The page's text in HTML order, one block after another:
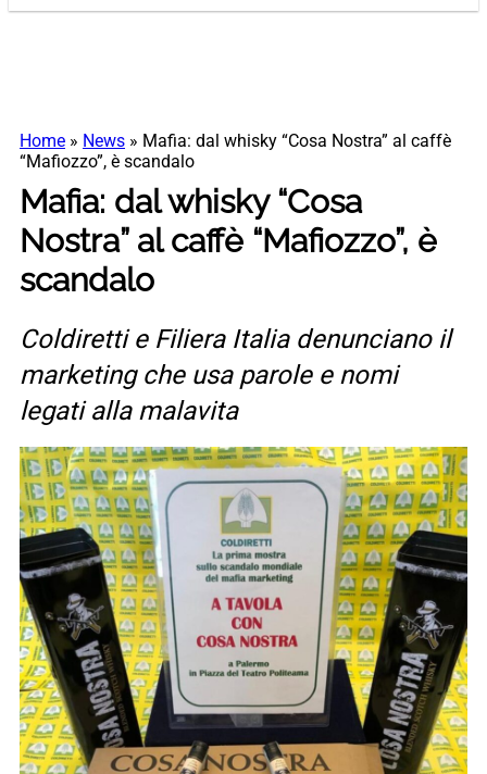
Home » News » Mafia: dal whisky “Cosa Nostra” al caffè
“Mafiozzo”, è scandalo
Mafia: dal whisky “Cosa
Nostra” al caffè “Mafiozzo”, è
scandalo
Coldiretti e Filiera Italia denunciano il
marketing che usa parole e nomi
legati alla malavita